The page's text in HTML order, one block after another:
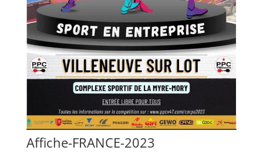
Affiche-FRANCE-2023